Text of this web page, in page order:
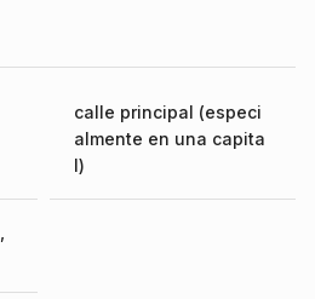
calle principal (especi
almente en una capita
l)